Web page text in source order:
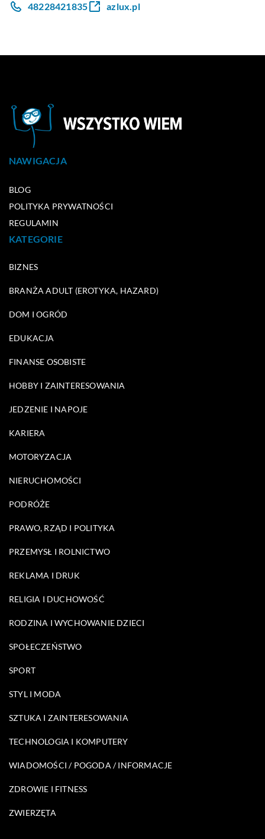
48228421835 azlux.pl
NAWIGACJA
BLOG
POLITYKA PRYWATNOŚCI
REGULAMIN
KATEGORIE
BIZNES
BRANŻA ADULT (EROTYKA, HAZARD)
DOM I OGRÓD
EDUKACJA
FINANSE OSOBISTE
HOBBY I ZAINTERESOWANIA
JEDZENIE I NAPOJE
KARIERA
MOTORYZACJA
NIERUCHOMOŚCI
PODRÓŻE
PRAWO, RZĄD I POLITYKA
PRZEMYSŁ I ROLNICTWO
REKLAMA I DRUK
RELIGIA I DUCHOWOŚĆ
RODZINA I WYCHOWANIE DZIECI
SPOŁECZEŃSTWO
SPORT
STYL I MODA
SZTUKA I ZAINTERESOWANIA
TECHNOLOGIA I KOMPUTERY
WIADOMOŚCI / POGODA / INFORMACJE
ZDROWIE I FITNESS
ZWIERZĘTA